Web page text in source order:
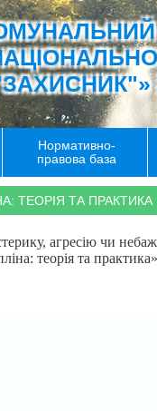
Нормативно-
правова база
ТЕОРІЯ ТА ПРАКТИКА
агресію чи
теорія та